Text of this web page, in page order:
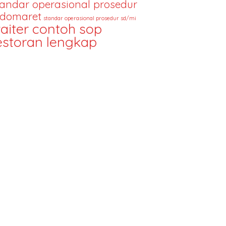
operasional prosedur
standar operasional prosedur sd/mi
contoh sop
lengkap